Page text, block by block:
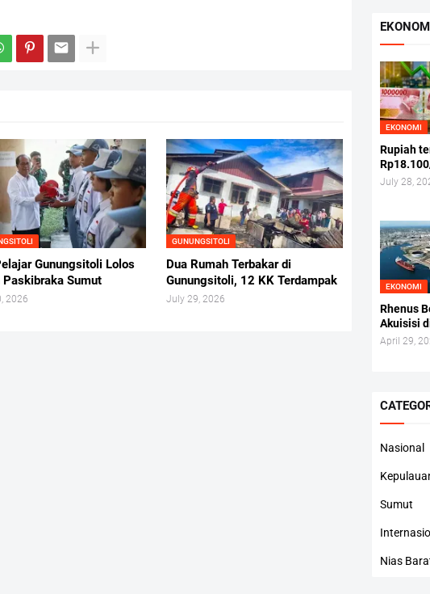
Gunungsitoli Lolos
Paskibraka Sumut
2026
GUNUNGSITOLI
Dua Rumah Terbakar di
Gunungsitoli, 12 KK Terdampak
July 29, 2026
EKONOMI
Rupiah
July 28,
EKONOMI
Rhenus
Akuisisi
April 29,
Nasional
Sumut
Nias